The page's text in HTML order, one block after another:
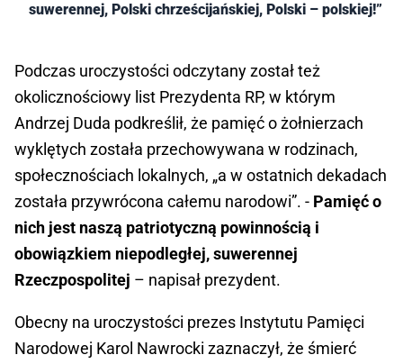
suwerennej, Polski chrześcijańskiej, Polski – polskiej!”
Podczas uroczystości odczytany został też
okolicznościowy list Prezydenta RP, w którym
Andrzej Duda podkreślił, że pamięć o żołnierzach
wyklętych została przechowywana w rodzinach,
społecznościach lokalnych, „a w ostatnich dekadach
została przywrócona całemu narodowi”. - Pamięć o
nich jest naszą patriotyczną powinnością i
obowiązkiem niepodległej, suwerennej
Rzeczpospolitej – napisał prezydent.
Obecny na uroczystości prezes Instytutu Pamięci
Narodowej Karol Nawrocki zaznaczył, że śmierć